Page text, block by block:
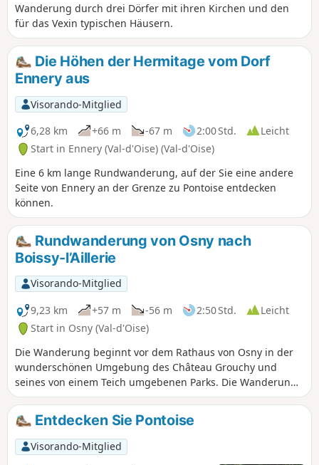
Wanderung durch drei Dörfer mit ihren Kirchen und den
für das Vexin typischen Häusern.
Die Höhen der Hermitage vom Dorf
Ennery aus
Visorando-Mitglied
6,28 km
+66 m -67 m 2:00 Std.
Leicht
Start in Ennery (Val-d'Oise) (Val-d'Oise)
Eine 6 km lange Rundwanderung, auf der Sie eine andere
Seite von Ennery an der Grenze zu Pontoise entdecken
können.
Rundwanderung von Osny nach
Boissy-l’Aillerie
Visorando-Mitglied
9,23 km
+57 m -56 m 2:50 Std.
Leicht
Start in Osny (Val-d'Oise)
Die Wanderung beginnt vor dem Rathaus von Osny in der
wunderschönen Umgebung des Château Grouchy und
seines von einem Teich umgebenen Parks. Die Wanderung
führt in nordwestlicher Richtung zur Stadt Boissy-l'Aillerie,
der Rückweg erfolgt in südlicher und dann in östlicher
Richtung, um über den Park von Grouchy zum
Ausgangspunkt zurückzukehren. Ein großer Teil der Strecke
verläuft abseits von Straßen mit Autoverkehr.
Entdecken Sie Pontoise
Visorando-Mitglied